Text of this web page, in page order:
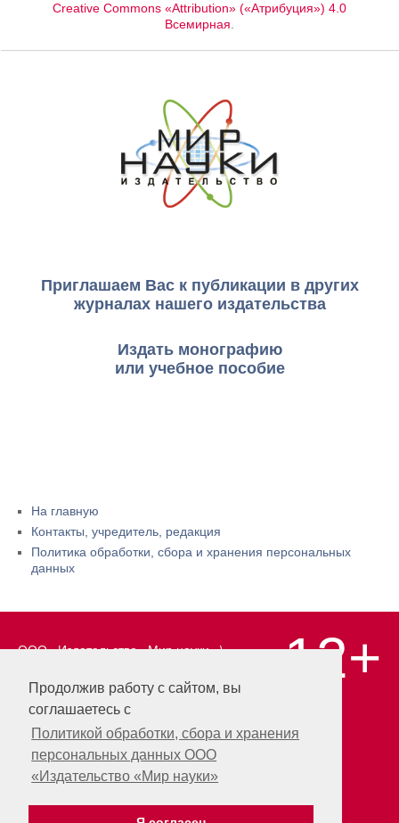
Продолжив работу с сайтом, вы
соглашаетесь с
Политикой обработки, сбора и хранения
персональных данных ООО
«Издательство «Мир науки»
Creative Commons «Attribution» («Атрибуция») 4.0
Всемирная
Приглашаем Вас к публикации в других
журналах нашего издательства
Издать монографию
или учебное пособие
На главную
Контакты, учредитель, редакция
Политика обработки, сбора и хранения персональных
данных
ООО «Издательство «Мир науки» \
LLC Материалы, размещенные на сайте,
охраняются Законом о защите авторских
прав. Публикация любых материалов
этого сайта запрещена без
предварительного согласования с
издательством. Авторские права на
размещенные на сайте научные
12+